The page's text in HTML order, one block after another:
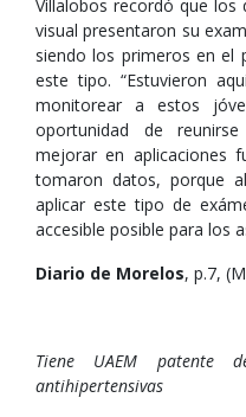
Villalobos recordó que los
visual presentaron su
siendo los primeros en el
este tipo. “Estuvieron
monitorear a estos
oportunidad de
mejorar en aplicaciones
tomaron datos, porque
aplicar este tipo de
accesible posible para los
Diario de Morelos, p.7,
Tiene UAEM patente
antihipertensivas